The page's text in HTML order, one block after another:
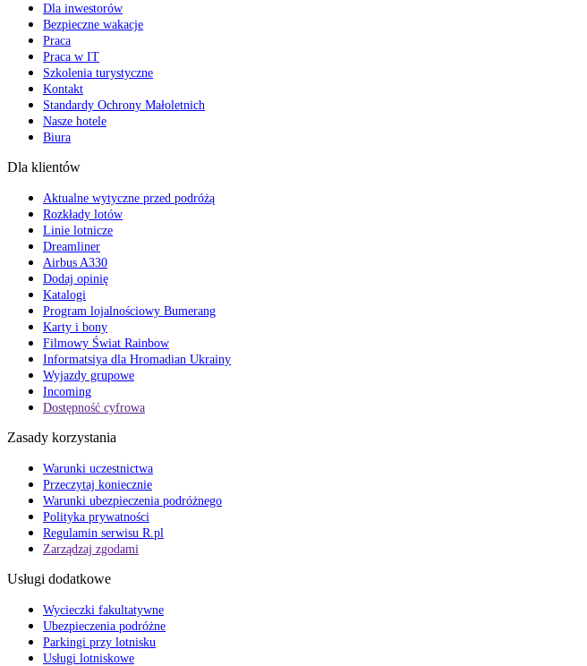
Dla inwestorów
Bezpieczne wakacje
Praca
Praca w IT
Szkolenia turystyczne
Kontakt
Standardy Ochrony Małoletnich
Nasze hotele
Biura
Dla klientów
Aktualne wytyczne przed podróżą
Rozkłady lotów
Linie lotnicze
Dreamliner
Airbus A330
Dodaj opinię
Katalogi
Program lojalnościowy Bumerang
Karty i bony
Filmowy Świat Rainbow
Informatsiya dla Hromadian Ukrainy
Wyjazdy grupowe
Incoming
Dostępność cyfrowa
Zasady korzystania
Warunki uczestnictwa
Przeczytaj koniecznie
Warunki ubezpieczenia podróżnego
Polityka prywatności
Regulamin serwisu R.pl
Zarządzaj zgodami
Usługi dodatkowe
Wycieczki fakultatywne
Ubezpieczenia podróżne
Parkingi przy lotnisku
Usługi lotniskowe